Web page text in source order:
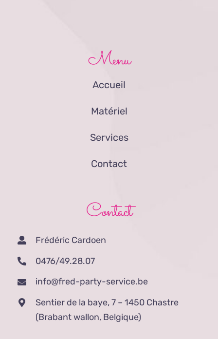
Menu
Accueil
Matériel
Services
Contact
Contact
Frédéric Cardoen
0476/49.28.07
info@fred-party-service.be
Sentier de la baye, 7 – 1450 Chastre
(Brabant wallon, Belgique)